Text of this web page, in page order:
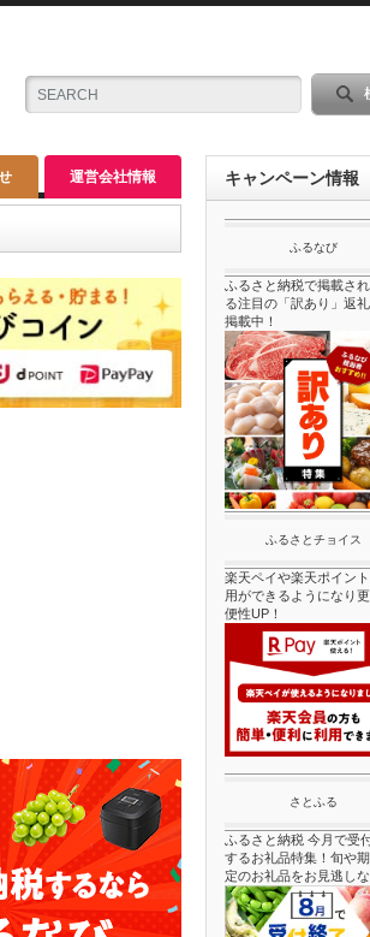
運営会社情報 キャンペーン情報
ふるなび
ふるさと納税で掲載さ
る注目の「訳あり」返
掲載中！
ふるさとチョイス
楽天ペイや楽天ポイン
用ができるようになり
便性UP！
さとふる
ふるさと納税 今月で受
するお礼品特集！旬や
定のお礼品をお見逃しな